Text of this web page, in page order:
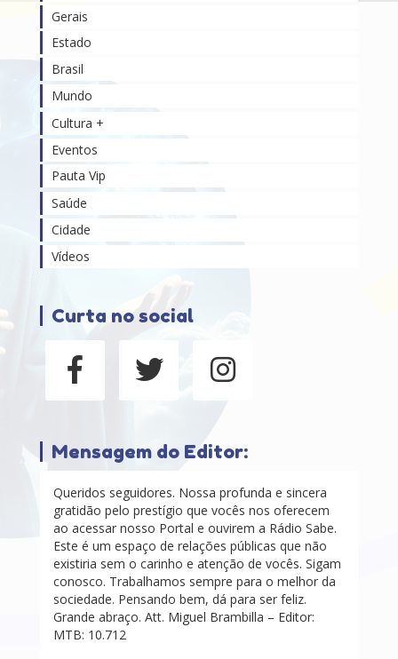
Gerais
Estado
Brasil
Mundo
Cultura +
Eventos
Pauta Vip
Saúde
Cidade
Vídeos
Curta no social
Mensagem do Editor:
Queridos seguidores. Nossa profunda e sincera
gratidão pelo prestígio que vocês nos oferecem
ao acessar nosso Portal e ouvirem a Rádio Sabe.
Este é um espaço de relações públicas que não
existiria sem o carinho e atenção de vocês. Sigam
conosco. Trabalhamos sempre para o melhor da
sociedade. Pensando bem, dá para ser feliz.
Grande abraço. Att. Miguel Brambilla – Editor:
MTB: 10.712